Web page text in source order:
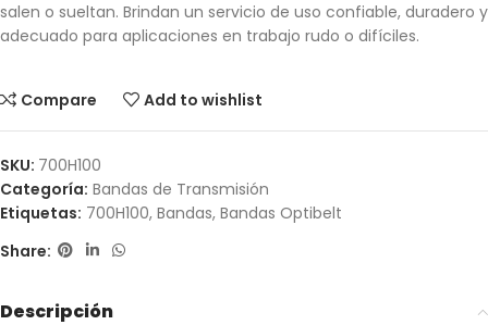
salen o sueltan. Brindan un servicio de uso confiable, duradero y
adecuado para aplicaciones en trabajo rudo o difíciles.
Compare Add to wishlist
SKU: 700H100
Categoría: Bandas de Transmisión
Etiquetas: 700H100, Bandas, Bandas Optibelt
Share:
Descripción